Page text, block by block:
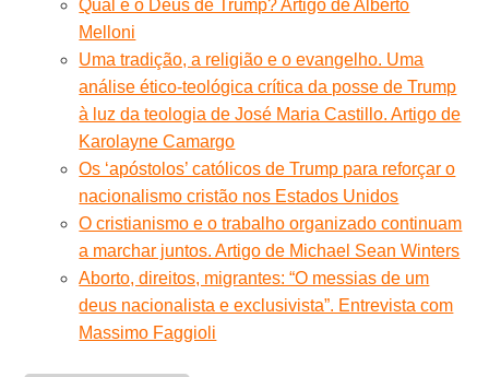
Qual é o Deus de Trump? Artigo de Alberto
Melloni
Uma tradição, a religião e o evangelho. Uma
análise ético-teológica crítica da posse de Trump
à luz da teologia de José Maria Castillo. Artigo de
Karolayne Camargo
Os ‘apóstolos’ católicos de Trump para reforçar o
nacionalismo cristão nos Estados Unidos
O cristianismo e o trabalho organizado continuam
a marchar juntos. Artigo de Michael Sean Winters
Aborto, direitos, migrantes: “O messias de um
deus nacionalista e exclusivista”. Entrevista com
Massimo Faggioli